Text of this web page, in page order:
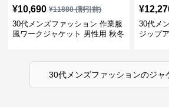
¥10,690 ¥11880(割引前)
30代メンズファッション 作業服
風ワークジャケット 男性用 秋冬
¥
30代メ
ジップ
30代メンズファッションのジャ